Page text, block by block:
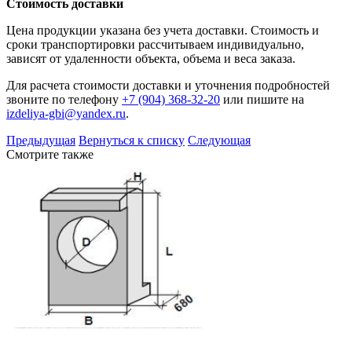
Стоимость доставки
Цена продукции указана без учета доставки. Стоимость и
сроки транспортировки рассчитываем индивидуально,
зависят от удаленности объекта, объема и веса заказа.
Для расчета стоимости доставки и уточнения подробностей
звоните по телефону +7 (904) 368-32-20 или пишите на
izdeliya-gbi@yandex.ru.
Предыдущая Вернуться к списку Следующая
Смотрите также